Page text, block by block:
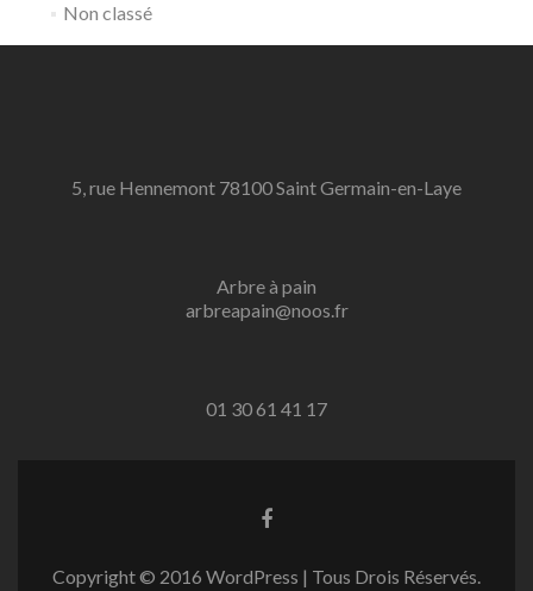
Non classé
5, rue Hennemont 78100 Saint Germain-en-Laye
Arbre à pain
arbreapain@noos.fr
01 30 61 41 17
Go
Copyright © 2016 WordPress | Tous Drois Réservés.